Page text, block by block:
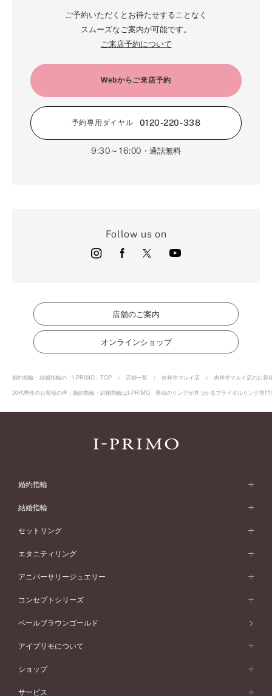
ご予約いただくとお待たせすることなく
スムーズなご案内が可能です。
ご来店予約について
Webからご来店予約
予約専用ダイヤル 0120-220-338
9:30～16:00 ・通話無料
Follow us on
店舗のご案内
オンラインショップ
婚約指輪・結婚指輪の「I-PRIMO」TOP 店舗一覧 吉祥寺マルイ店 吉祥寺マルイ店のお客
20代男性のお客様の声｜婚約指輪・結婚指輪はI-PRIMO 運命のリングが見つかるブライダルリング専
婚約指輪
婚約指輪 (エンゲージリング)
婚約指輪一覧
ピンクゴールド
ペールブラウンゴールド
ウェーブライン
V字ライン
ワンサイドメレ
ダブルサイドメレ
シンプル
フェミニン
モード
50万円台～
40万円台～
30万円台～
婚約指輪 人気ランキング
結婚指輪
結婚指輪 (マリッジリング)
結婚指輪一覧
ピンクゴールド
ペールブラウンゴールド
ウェーブライン
V字ライン
ワンメレ
セベラルメレ
シンプル
フェミニン
モード
50万円～
40万円～50万円
セットリング
セットリング
セットリング一覧
ピンクゴールド
ペールブラウンゴールド
エタニティリング
エタニティリング
エタニティリング一覧
ピンクゴールド
ペールブラウンゴールド
アニバーサリージュエリー
アニバーサリージュエリー
アニバーサリージュエリー一覧
ファッションリング
ブレスレット
コンセプトシリーズ
コンセプトシリーズ
オリジンビリーフ
ペールブラウンゴールド
アイプリモについて
アイプリモについて
パーソナルハンド診断
ショップ
店舗一覧
サービス